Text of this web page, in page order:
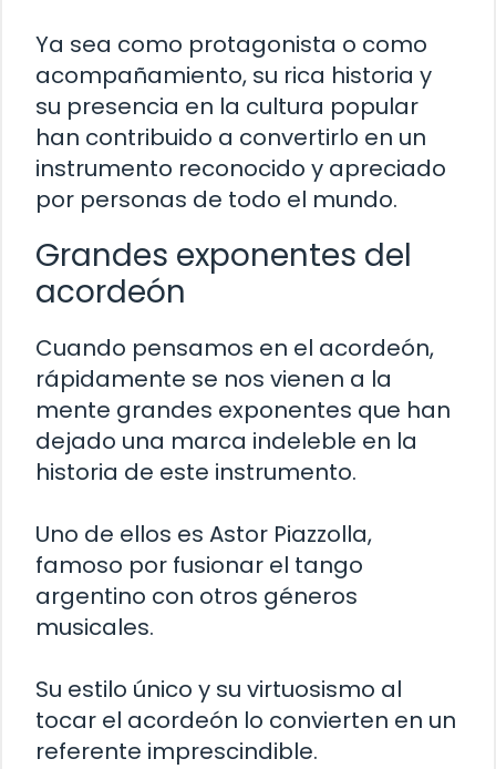
Ya sea como protagonista o como
acompañamiento, su rica historia y
su presencia en la cultura popular
han contribuido a convertirlo en un
instrumento reconocido y apreciado
por personas de todo el mundo.
Grandes exponentes del
acordeón
Cuando pensamos en el acordeón,
rápidamente se nos vienen a la
mente grandes exponentes que han
dejado una marca indeleble en la
historia de este instrumento.
Uno de ellos es Astor Piazzolla,
famoso por fusionar el tango
argentino con otros géneros
musicales.
Su estilo único y su virtuosismo al
tocar el acordeón lo convierten en un
referente imprescindible.